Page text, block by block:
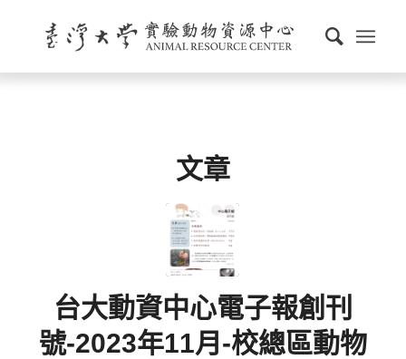
文章
台大動資中心電子報創刊
號-2023年11月-校總區動物